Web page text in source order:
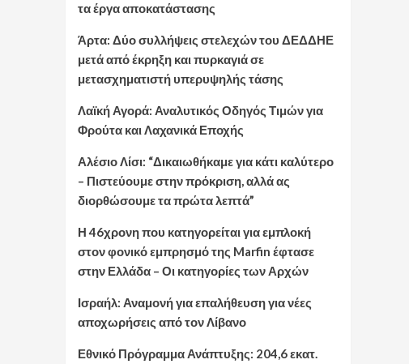
τα έργα αποκατάστασης
Άρτα: Δύο συλλήψεις στελεχών του ΔΕΔΔΗΕ
μετά από έκρηξη και πυρκαγιά σε
μετασχηματιστή υπερυψηλής τάσης
Λαϊκή Αγορά: Αναλυτικός Οδηγός Τιμών για
Φρούτα και Λαχανικά Εποχής
Αλέσιο Λίσι: “Δικαιωθήκαμε για κάτι καλύτερο
– Πιστεύουμε στην πρόκριση, αλλά ας
διορθώσουμε τα πρώτα λεπτά”
Η 46χρονη που κατηγορείται για εμπλοκή
στον φονικό εμπρησμό της Marfin έφτασε
στην Ελλάδα – Οι κατηγορίες των Αρχών
Ισραήλ: Αναμονή για επαλήθευση για νέες
αποχωρήσεις από τον Λίβανο
Εθνικό Πρόγραμμα Ανάπτυξης: 204,6 εκατ.